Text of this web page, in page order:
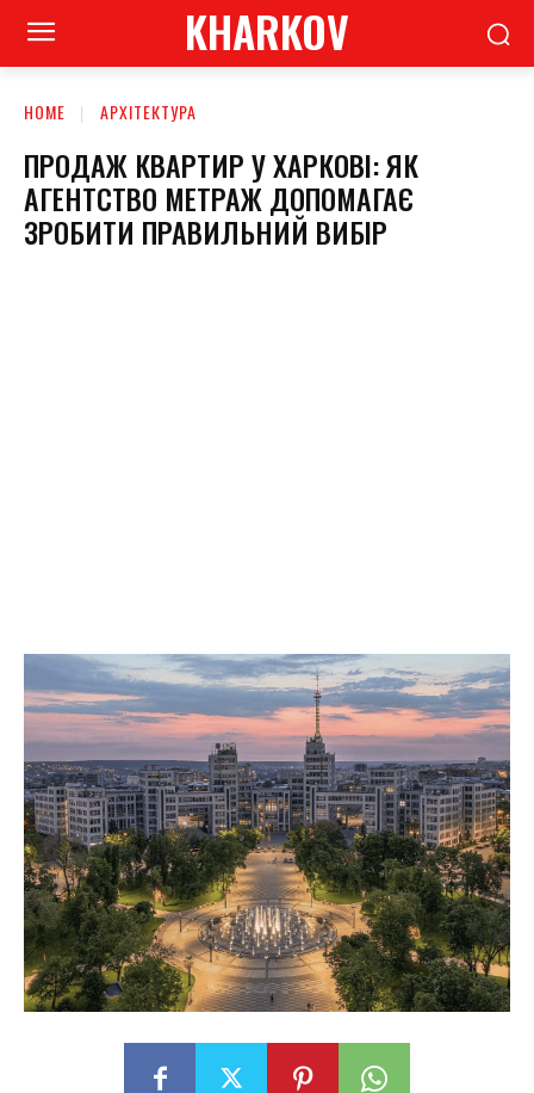
KHARKOV
HOME АРХІТЕКТУРА
ПРОДАЖ КВАРТИР У ХАРКОВІ: ЯК
АГЕНТСТВО МЕТРАЖ ДОПОМАГАЄ
ЗРОБИТИ ПРАВИЛЬНИЙ ВИБІР